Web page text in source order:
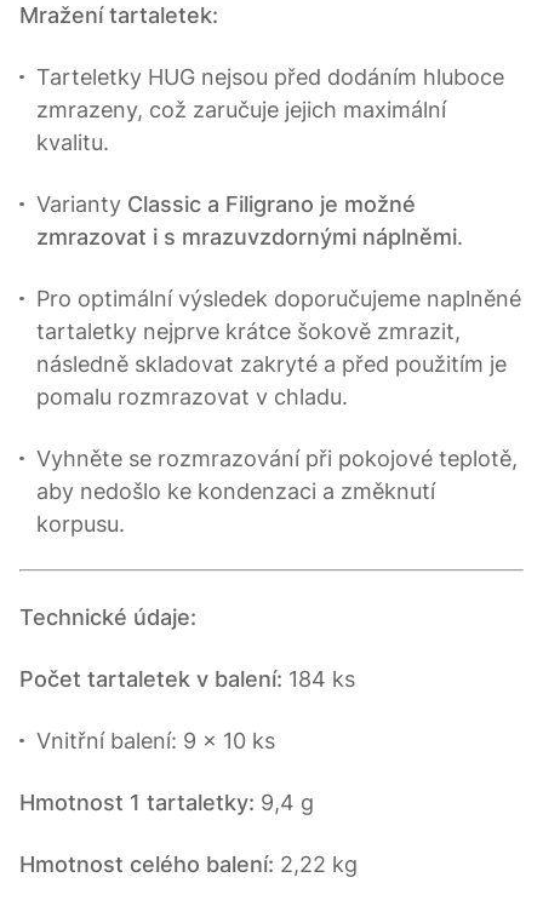
Mražení tartaletek:
Tarteletky HUG nejsou před dodáním hluboce
zmrazeny, což zaručuje jejich maximální
kvalitu.
Varianty Classic a Filigrano je možné
zmrazovat i s mrazuvzdornými náplněmi.
Pro optimální výsledek doporučujeme naplněné
tartaletky nejprve krátce šokově zmrazit,
následně skladovat zakryté a před použitím je
pomalu rozmrazovat v chladu.
Vyhněte se rozmrazování při pokojové teplotě,
aby nedošlo ke kondenzaci a změknutí
korpusu.
Technické údaje:
Počet tartaletek v balení: 184 ks
Vnitřní balení: 9 x 10 ks
Hmotnost 1 tartaletky: 9,4 g
Hmotnost celého balení: 2,22 kg